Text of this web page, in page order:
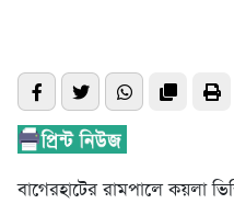
বাগেরহাটের রামপালে কয়লা